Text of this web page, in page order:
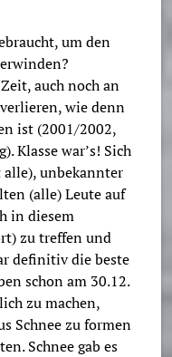
um den
auch noch an
wie denn
ist (2001/2002,
Klasse war’s! Sich
unbekannter
(alle) Leute auf
in diesem
zu treffen und
definitiv die beste
schon am 30.12.
zu machen,
Schnee zu formen
Schnee gab es